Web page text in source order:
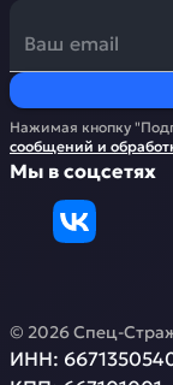
Нажимая кнопку
сообщений и
Мы в соцсетях
© 2026Спец-
ИНН: